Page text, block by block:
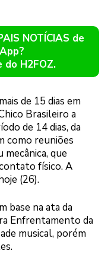
NOTÍCIAS de
do H2FOZ.
de 15 dias em
Brasileiro a
de 14 dias, da
como reuniões
mecânica, que
físico. A
(26).
base na ata da
Enfrentamento da
musical, porém